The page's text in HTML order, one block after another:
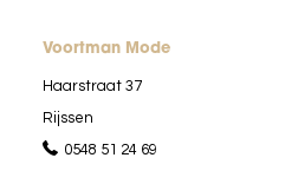
Voortman Mode
Haarstraat 37
Rijssen
0548 51 24 69